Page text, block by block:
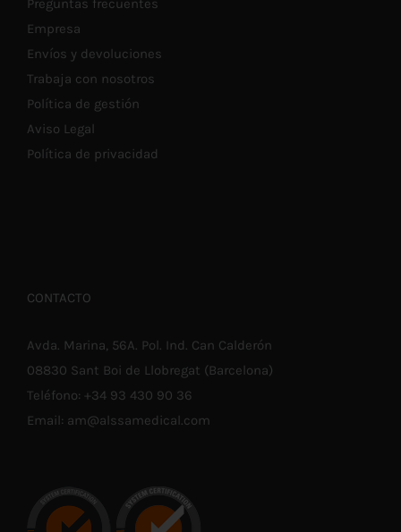
Preguntas frecuentes
Empresa
Envíos y devoluciones
Trabaja con nosotros
Política de gestión
Aviso Legal
Política de privacidad
CONTACTO
Avda. Marina, 56A. Pol. Ind. Can Calderón
08830 Sant Boi de Llobregat (Barcelona)
Teléfono: +34 93 430 90 36
Email: am@alssamedical.com